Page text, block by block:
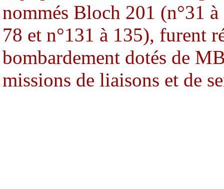
nommés Bloch 201 (n°31
78 et n°131 à 135), furent
bombardement dotés de
missions de liaisons et de